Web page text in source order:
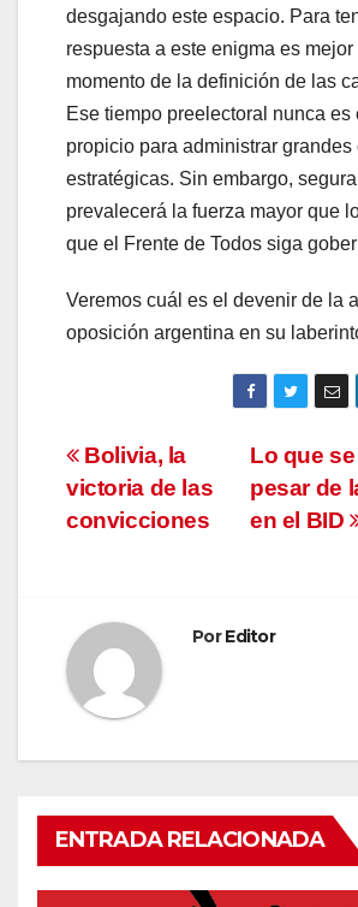
desgajando este espacio. Para
respuesta a este enigma es mejor
momento de la definición de las
Ese tiempo preelectoral nunca es
propicio para administrar
estratégicas. Sin embargo,
prevalecerá la fuerza mayor que
que el Frente de Todos siga
Veremos cuál es el devenir de la
oposición argentina en su
Navegación
de
entradas
Lo que
pesar de
en el BID
Bolivia, la
victoria de las
convicciones
PorEditor
ENTRADA RELACIONADA